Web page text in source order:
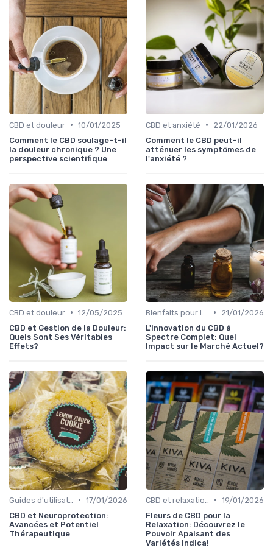
CBD et douleur • 10/01/2025
Comment le CBD soulage-t-il
la douleur chronique ? Une
perspective scientifique
CBD et anxiété •
22/01/2026
Comment le CBD peut-il
atténuer les symptômes de
l'anxiété ?
CBD et douleur • 12/05/2025
CBD et Gestion de la Douleur:
Quels Sont Ses Véritables
Effets?
•
21/01/2026
L'Innovation du CBD à
Spectre Complet: Quel
Impact sur le Marché Actuel?
• 17/01/2026
CBD et Neuroprotection:
Avancées et Potentiel
Thérapeutique
• 19/01/2026
Fleurs de CBD pour la
Relaxation: Découvrez le
Pouvoir Apaisant des
Variétés Indica!